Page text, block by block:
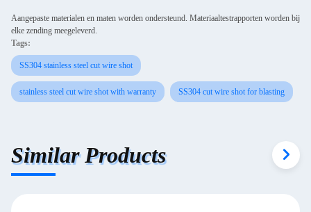
Aangepaste materialen en maten worden ondersteund. Materiaaltestrapporten worden bij
elke zending meegeleverd.
Tags:
SS304 stainless steel cut wire shot
stainless steel cut wire shot with warranty SS304 cut wire shot for blasting
Similar Products